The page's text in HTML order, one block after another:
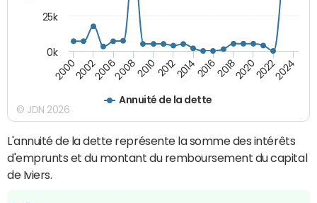
Annuité de la dette
200020022006200820102012201420162018202020222024
0k
25k
© JDN 2026
L'annuité de la dette représente la somme des intérêts
d'emprunts et du montant du remboursement du capital
de Iviers.